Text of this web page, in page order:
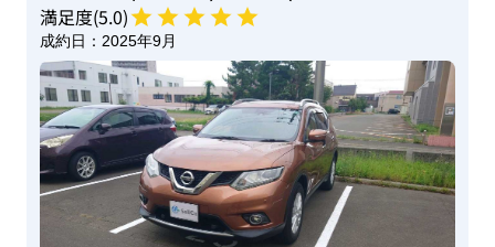
満足度(5.0)
成約日： 2025年9月